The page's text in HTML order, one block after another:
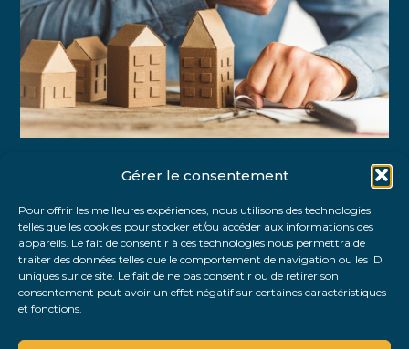
Gérer le consentement
Pour offrir les meilleures expériences, nous utilisons des technologies
telles que les cookies pour stocker et/ou accéder aux informations des
appareils. Le fait de consentir à ces technologies nous permettra de
traiter des données telles que le comportement de navigation ou les ID
uniques sur ce site. Le fait de ne pas consentir ou de retirer son
consentement peut avoir un effet négatif sur certaines caractéristiques
et fonctions.
FaceBook
TwitterLinkedIn